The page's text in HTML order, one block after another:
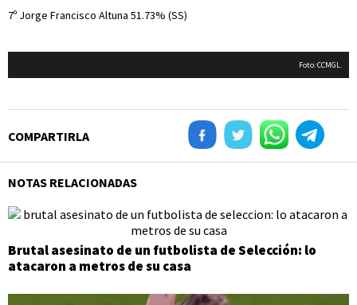
7º Jorge Francisco Altuna 51.73% (SS)
Foto: CCMGL.
COMPARTIRLA
NOTAS RELACIONADAS
Brutal asesinato de un futbolista de Selección: lo
atacaron a metros de su casa